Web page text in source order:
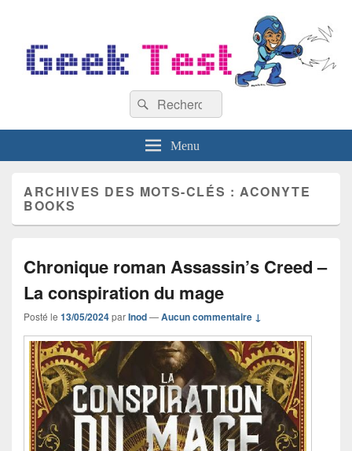
Recherche :
Rechercher
Menu
ARCHIVES DES MOTS-CLÉS :ACONYTE
BOOKS
Chronique roman Assassin’s Creed –
La conspiration du mage
Posté le 13/05/2024parInod—Aucun commentaire ↓